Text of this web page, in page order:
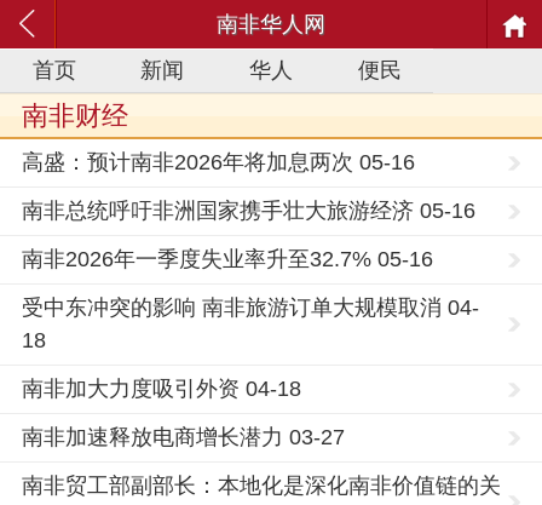
南非华人网
首页
新闻 华人 便民
南非财经
高盛：预计南非2026年将加息两次 05-16
南非总统呼吁非洲国家携手壮大旅游经济 05-16
南非2026年一季度失业率升至32.7% 05-16
受中东冲突的影响 南非旅游订单大规模取消 04-
18
南非加大力度吸引外资 04-18
南非加速释放电商增长潜力 03-27
南非贸工部副部长：本地化是深化南非价值链的关